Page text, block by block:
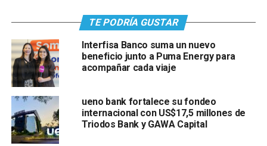
TE PODRÍA GUSTAR
Interfisa Banco suma un nuevo
beneficio junto a Puma Energy para
acompañar cada viaje
ueno bank fortalece su fondeo
internacional con US$17,5 millones de
Triodos Bank y GAWA Capital